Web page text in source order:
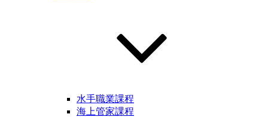
水手職業課程
海上管家課程